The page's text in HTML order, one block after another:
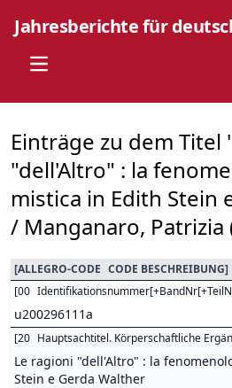
Jahresberichte für
Open main menu
Einträge zu dem Titel
"dell'Altro" : la
mistica in Edith Stein
/ Manganaro, Patrizia
[ALLEGRO-CODE CODE BESCHREIBUNG]
[00
u200296111a
[20 Hauptsachtitel. Körperschaftliche
Le ragioni "dell'Altro" : la
Stein e Gerda Walther